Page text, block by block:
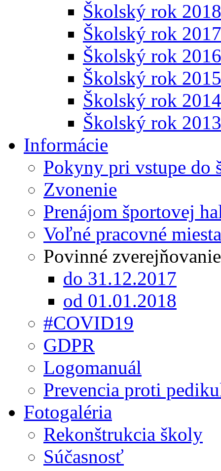
Školský rok
Školský rok
Školský rok
Školský rok
Školský rok
Školský rok
Informácie
Pokyny pri vstupe do
Zvonenie
Prenájom športovej
Voľné pracovné miesta
Povinné zverejňovanie
do 31.12.2017
od 01.01.2018
#COVID19
GDPR
Logomanuál
Prevencia proti
Fotogaléria
Rekonštrukcia školy
Súčasnosť